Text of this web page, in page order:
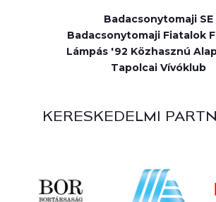
Badacsonytomaji SE
Badacsonytomaji Fiatalok
Lámpás '92 Közhasznú
Tapolcai Vívóklub
KERESKEDELMI